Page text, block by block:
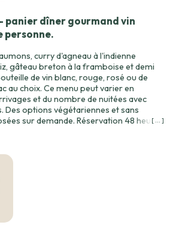
panier dîner gourmand vin
personne.
curry d'agneau à l'indienne
gâteau breton à la framboise et demi
de vin blanc, rouge, rosé ou de
au choix. Ce menu peut varier en
et du nombre de nuitées avec
Des options végétariennes et sans
sur demande. Réservation 48 heures
[ ... ]